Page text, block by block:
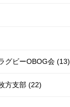
グビーOBOG会 (13)
方支部 (22)